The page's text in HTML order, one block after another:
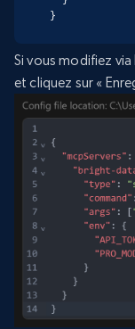
}
Si vous modifiez
et cliquez sur «